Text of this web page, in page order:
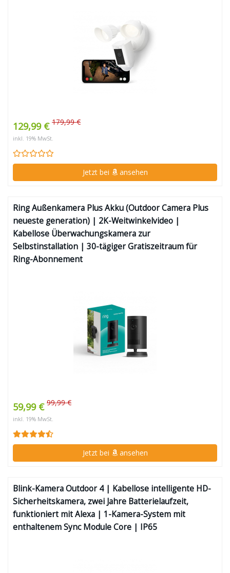
129,99 € 179,99 €
inkl. 19% MwSt.
Jetzt bei ansehen
Ring Außenkamera Plus Akku (Outdoor Camera Plus
neueste generation) | 2K-Weitwinkelvideo |
Kabellose Überwachungskamera zur
Selbstinstallation | 30-tägiger Gratiszeitraum für
Ring-Abonnement
59,99 € 99,99 €
inkl. 19% MwSt.
Jetzt bei ansehen
Blink-Kamera Outdoor 4 | Kabellose intelligente HD-
Sicherheitskamera, zwei Jahre Batterielaufzeit,
funktioniert mit Alexa | 1-Kamera-System mit
enthaltenem Sync Module Core | IP65